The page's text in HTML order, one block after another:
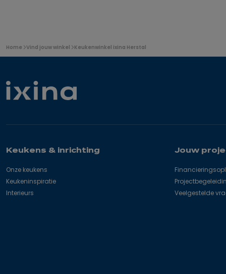
U
bevindt
hier:
Home Vind jouw winkel Keukenwinkel ixina Herstal
Keukens & inrichting
Onze keukens
Keukeninspiratie
Interieurs
Jouw
Veelgestelde